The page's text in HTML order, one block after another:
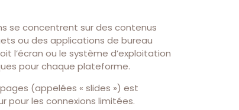
se concentrent sur des contenus
ou des applications de bureau
l’écran ou le système d’exploitation
pour chaque plateforme.
(appelées « slides ») est
les connexions limitées.